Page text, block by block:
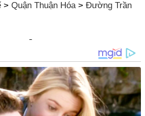
> Quận Thuận Hóa> Đường Trần